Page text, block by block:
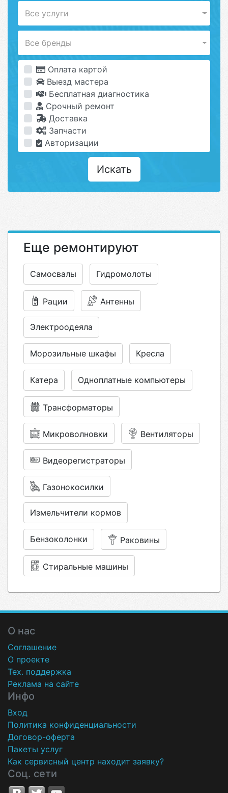
Все услуги
Все бренды
Оплата картой
Выезд мастера
Бесплатная диагностика
Срочный ремонт
Доставка
Запчасти
Авторизации
Искать
Еще ремонтируют
Самосвалы Гидромолоты
Рации Антенны
Электроодеяла
Морозильные шкафы Кресла
Катера Одноплатные компьютеры
Трансформаторы
Микроволновки Вентиляторы
Видеорегистраторы
Газонокосилки
Измельчители кормов
Бензоколонки Раковины
Стиральные машины
О нас
Соглашение
О проекте
Тех. поддержка
Реклама на сайте
Инфо
Вход
Политика конфиденциальности
Договор-оферта
Пакеты услуг
Как сервисный центр находит заявку?
Соц. сети